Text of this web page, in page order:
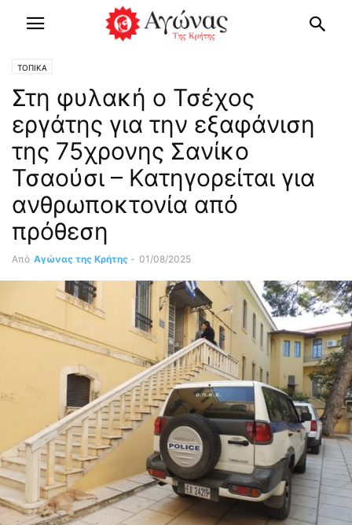
ΤΟΠΙΚΑ
Στη φυλακή ο Τσέχος
εργάτης για την εξαφάνιση
της 75χρονης Σανίκο
Τσαούσι – Κατηγορείται για
ανθρωποκτονία από
πρόθεση
Από Αγώνας της Κρήτης - 01/08/2025